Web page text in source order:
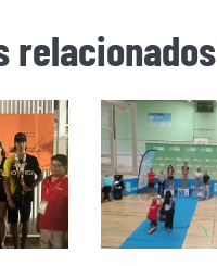
relacionados